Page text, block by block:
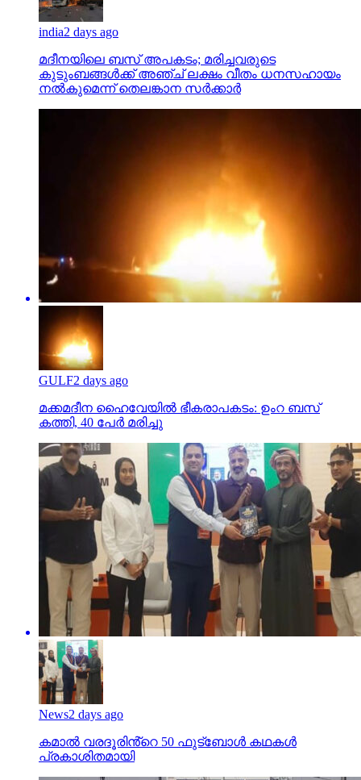
india2 days ago
മദീനയിലെ ബസ് അപകടം; മരിച്ചവരുടെ
കുടുംബങ്ങള്‍ക്ക് അഞ്ച് ലക്ഷം വീതം ധനസഹായം
നല്‍കുമെന്ന് തെലങ്കാന സര്‍ക്കാര്‍
GULF2 days ago
മക്കമദീന ഹൈവേയില്‍ ഭീകരാപകടം: ഉംറ ബസ്
കത്തി, 40 പേര്‍ മരിച്ചു
News2 days ago
കമാൽ വരദൂരിൻ്റെ 50 ഫുട്ബോൾ കഥകൾ
പ്രകാശിതമായി